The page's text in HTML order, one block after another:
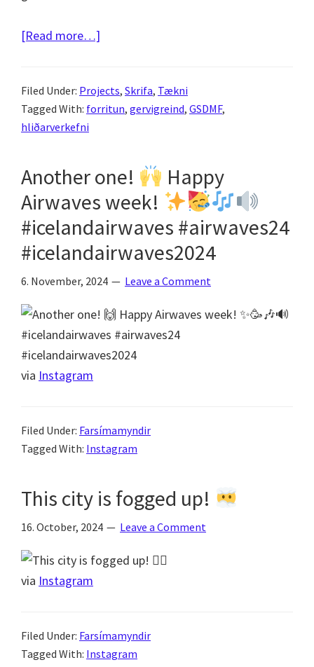
[Read more…]
appið
mitt
orðið
að
veruleika
Filed Under: Projects, Skrifa, Tækni
Tagged With: forritun, gervigreind, GSDMF,
hliðarverkefni
Another one!
Happy
Airwaves week!
#icelandairwaves #airwaves24
#icelandairwaves2024
6. November, 2024 Leave a Comment
via Instagram
Filed Under: Farsímamyndir
Tagged With: Instagram
This city is fogged up!
16. October, 2024 Leave a Comment
via Instagram
Filed Under: Farsímamyndir
Tagged With: Instagram